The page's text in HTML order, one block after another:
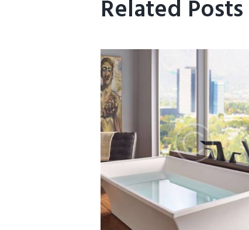
Related Posts